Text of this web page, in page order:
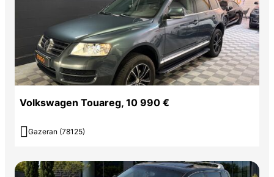
Volkswagen Touareg, 10 990 €
 Gazeran (78125)